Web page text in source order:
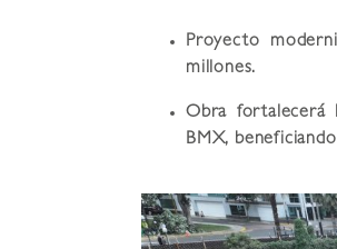
Proyecto
millones.
Obra fortalecerá
BMX,